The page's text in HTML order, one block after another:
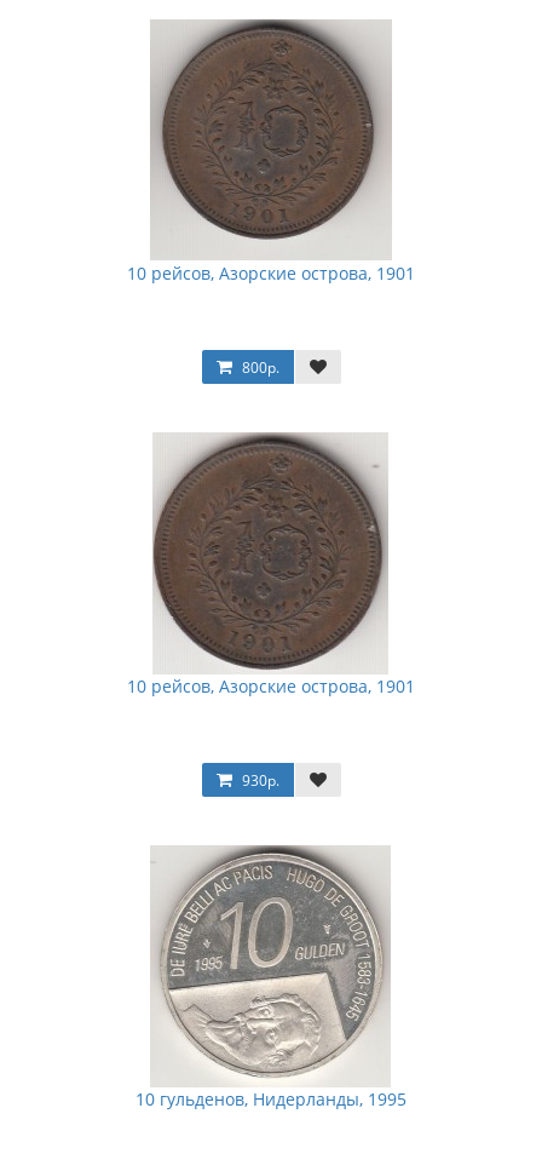
10 рейсов, Азорские острова, 1901
800р.
10 рейсов, Азорские острова, 1901
930р.
10 гульденов, Нидерланды, 1995